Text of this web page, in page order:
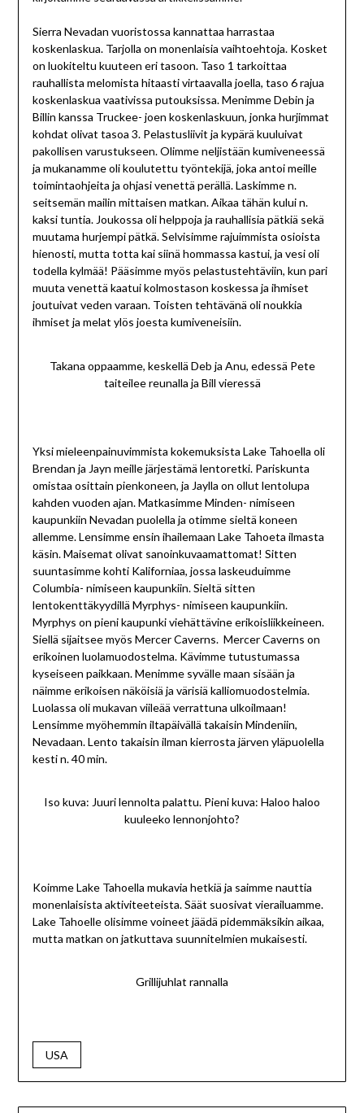
Sierra Nevadan vuoristossa kannattaa harrastaa
koskenlaskua. Tarjolla on monenlaisia vaihtoehtoja. Kosket
on luokiteltu kuuteen eri tasoon. Taso 1 tarkoittaa
rauhallista melomista hitaasti virtaavalla joella, taso 6 rajua
koskenlaskua vaativissa putouksissa. Menimme Debin ja
Billin kanssa Truckee- joen koskenlaskuun, jonka hurjimmat
kohdat olivat tasoa 3. Pelastusliivit ja kypärä kuuluivat
pakollisen varustukseen. Olimme neljistään kumiveneessä
ja mukanamme oli koulutettu työntekijä, joka antoi meille
toimintaohjeita ja ohjasi venettä perällä. Laskimme n.
seitsemän mailin mittaisen matkan. Aikaa tähän kului n.
kaksi tuntia. Joukossa oli helppoja ja rauhallisia pätkiä sekä
muutama hurjempi pätkä. Selvisimme rajuimmista osioista
hienosti, mutta totta kai siinä hommassa kastui, ja vesi oli
todella kylmää! Pääsimme myös pelastustehtäviin, kun pari
muuta venettä kaatui kolmostason koskessa ja ihmiset
joutuivat veden varaan. Toisten tehtävänä oli noukkia
ihmiset ja melat ylös joesta kumiveneisiin.
Takana oppaamme, keskellä Deb ja Anu, edessä Pete
taiteilee reunalla ja Bill vieressä
Yksi mieleenpainuvimmista kokemuksista Lake Tahoella oli
Brendan ja Jayn meille järjestämä lentoretki. Pariskunta
omistaa osittain pienkoneen, ja Jaylla on ollut lentolupa
kahden vuoden ajan. Matkasimme Minden- nimiseen
kaupunkiin Nevadan puolella ja otimme sieltä koneen
allemme. Lensimme ensin ihailemaan Lake Tahoeta ilmasta
käsin. Maisemat olivat sanoinkuvaamattomat! Sitten
suuntasimme kohti Kaliforniaa, jossa laskeuduimme
Columbia- nimiseen kaupunkiin. Sieltä sitten
lentokenttäkyydillä Myrphys- nimiseen kaupunkiin.
Myrphys on pieni kaupunki viehättävine erikoisliikkeineen.
Siellä sijaitsee myös Mercer Caverns. Mercer Caverns on
erikoinen luolamuodostelma. Kävimme tutustumassa
kyseiseen paikkaan. Menimme syvälle maan sisään ja
näimme erikoisen näköisiä ja värisiä kalliomuodostelmia.
Luolassa oli mukavan viileää verrattuna ulkoilmaan!
Lensimme myöhemmin iltapäivällä takaisin Mindeniin,
Nevadaan. Lento takaisin ilman kierrosta järven yläpuolella
kesti n. 40 min.
Iso kuva: Juuri lennolta palattu. Pieni kuva: Haloo haloo
kuuleeko lennonjohto?
Koimme Lake Tahoella mukavia hetkiä ja saimme nauttia
monenlaisista aktiviteeteista. Säät suosivat vierailuamme.
Lake Tahoelle olisimme voineet jäädä pidemmäksikin aikaa,
mutta matkan on jatkuttava suunnitelmien mukaisesti.
Grillijuhlat rannalla
USA